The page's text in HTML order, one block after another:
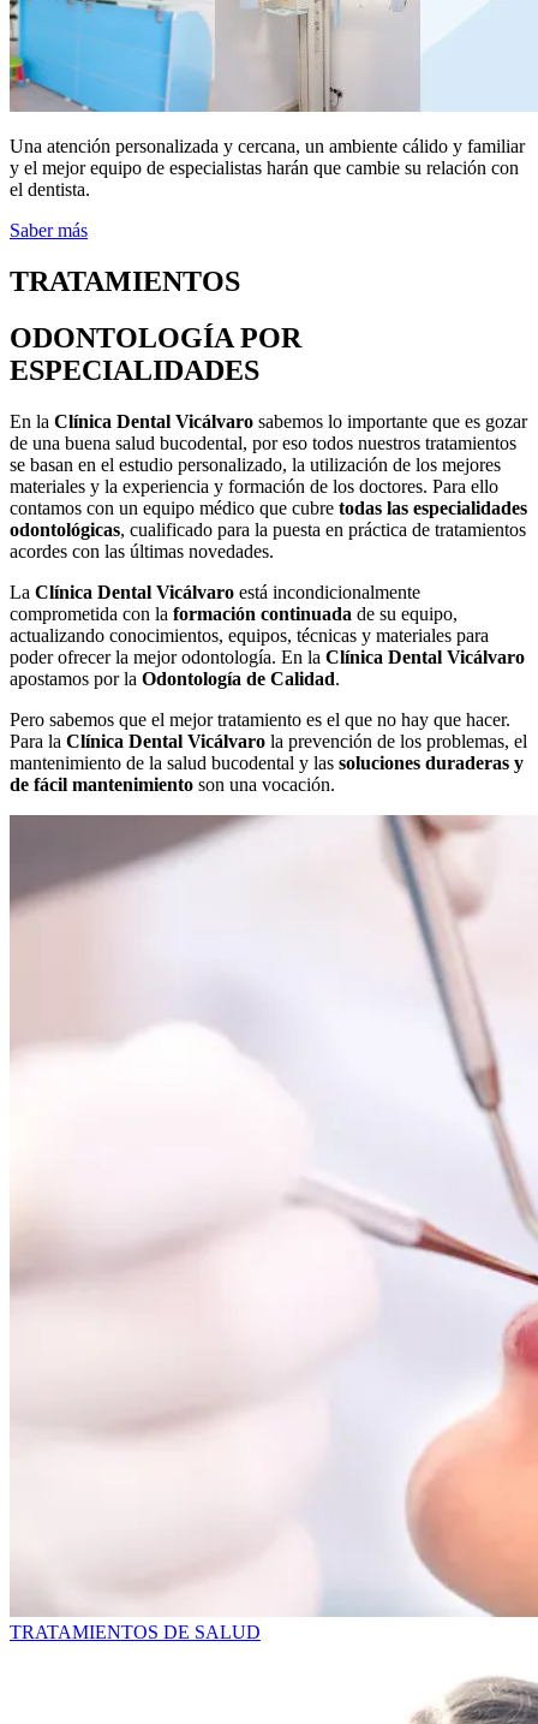
Una atención personalizada y cercana, un ambiente cálido y familiar
y el mejor equipo de especialistas harán que cambie su relación con
el dentista.
Saber más
TRATAMIENTOS
ODONTOLOGÍA POR
ESPECIALIDADES
En la Clínica Dental Vicálvaro sabemos lo importante que es gozar
de una buena salud bucodental, por eso todos nuestros tratamientos
se basan en el estudio personalizado, la utilización de los mejores
materiales y la experiencia y formación de los doctores. Para ello
contamos con un equipo médico que cubre todas las especialidades
odontológicas, cualificado para la puesta en práctica de tratamientos
acordes con las últimas novedades.
La Clínica Dental Vicálvaro está incondicionalmente
comprometida con la formación continuada de su equipo,
actualizando conocimientos, equipos, técnicas y materiales para
poder ofrecer la mejor odontología. En la Clínica Dental Vicálvaro
apostamos por la Odontología de Calidad.
Pero sabemos que el mejor tratamiento es el que no hay que hacer.
Para la Clínica Dental Vicálvaro la prevención de los problemas, el
mantenimiento de la salud bucodental y las soluciones duraderas y
de fácil mantenimiento son una vocación.
TRATAMIENTOS DE SALUD